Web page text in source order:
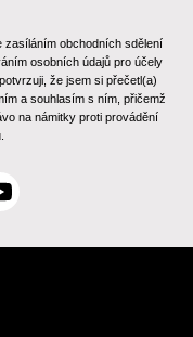
zasíláním obchodních sdělení
osobních údajů pro účely
že jsem si přečetl(a)
a souhlasím s ním, přičemž
na námitky proti provádění